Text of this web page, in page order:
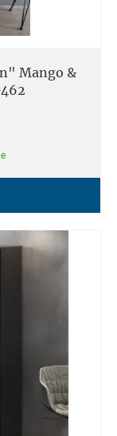
Mango &